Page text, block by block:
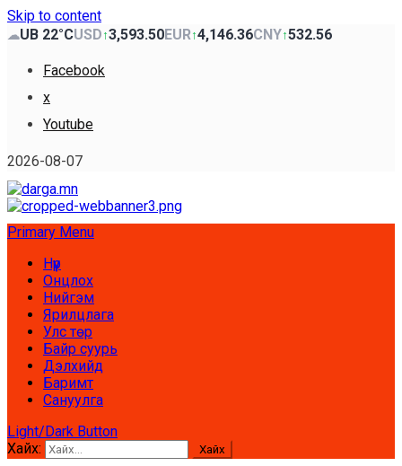
Skip to content
☁UB 22°CUSD↑3,593.50EUR↑4,146.36CNY↑532.56
Facebook
x
Youtube
2026-08-07
Primary Menu
Нүүр
Онцлох
Нийгэм
Ярилцлага
Улс төр
Байр суурь
Дэлхийд
Баримт
Сануулга
Light/Dark Button
Хайх: